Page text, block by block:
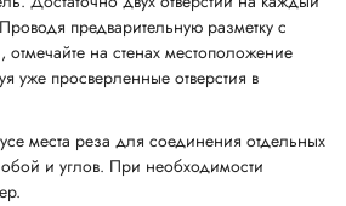
предварительную разметку с
на стенах местоположение
уже просверленные отверстия в
места реза для соединения отдельных
и углов. При необходимости